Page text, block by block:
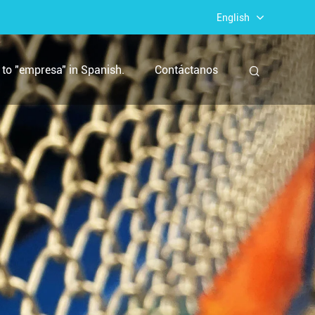
English
"empresa" in Spanish. Contáctanos